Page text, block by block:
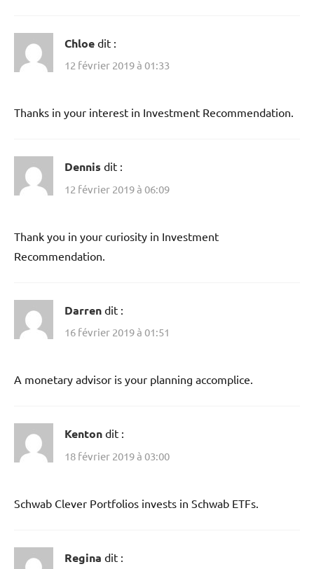
Chloe dit :
12 février 2019 à 01:33
Thanks in your interest in Investment Recommendation.
Dennis dit :
12 février 2019 à 06:09
Thank you in your curiosity in Investment
Recommendation.
Darren dit :
16 février 2019 à 01:51
A monetary advisor is your planning accomplice.
Kenton dit :
18 février 2019 à 03:00
Schwab Clever Portfolios invests in Schwab ETFs.
Regina dit :